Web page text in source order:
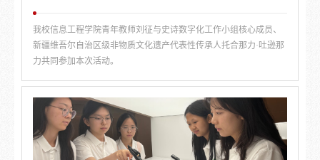
我校信息工程学院青年教师刘征与史诗数字化工作小组核心成员、
新疆维吾尔自治区级非物质文化遗产代表性传承人托合那力·吐逊那
力共同参加本次活动。